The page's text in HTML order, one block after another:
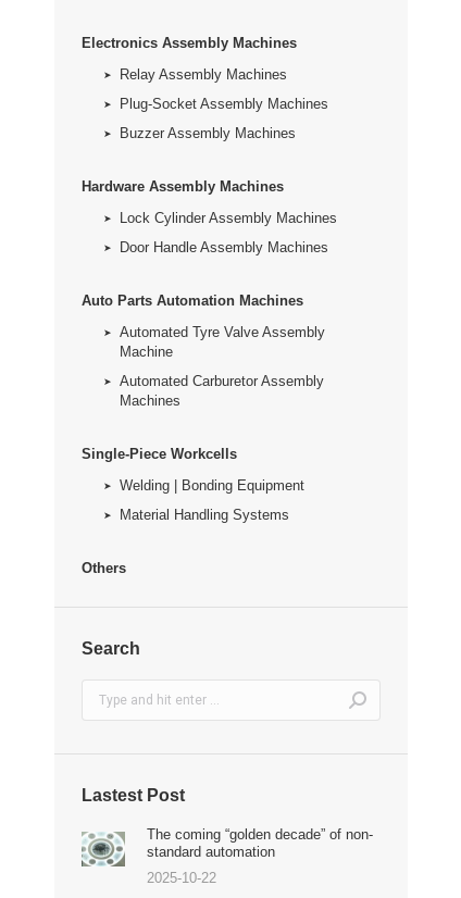
Electronics Assembly Machines
Relay Assembly Machines
Plug-Socket Assembly Machines
Buzzer Assembly Machines
Hardware Assembly Machines
Lock Cylinder Assembly Machines
Door Handle Assembly Machines
Auto Parts Automation Machines
Automated Tyre Valve Assembly
Machine
Automated Carburetor Assembly
Machines
Single-Piece Workcells
Welding | Bonding Equipment
Material Handling Systems
Others
Search
Lastest Post
The coming “golden decade” of non-
standard automation
2025-10-22